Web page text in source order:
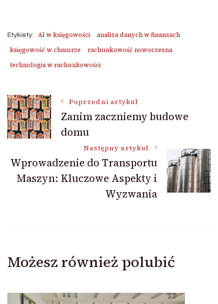
Etykiety: AI w księgowości
analiza danych w finansach
księgowość w chmurze
rachunkowość nowoczesna
technologia w rachunkowości
Nawigacja
wpisu
Poprzedni artykuł
Zanim zaczniemy budowe
domu
Następny artykuł
Wprowadzenie do Transportu
Maszyn: Kluczowe Aspekty i
Wyzwania
Możesz również polubić